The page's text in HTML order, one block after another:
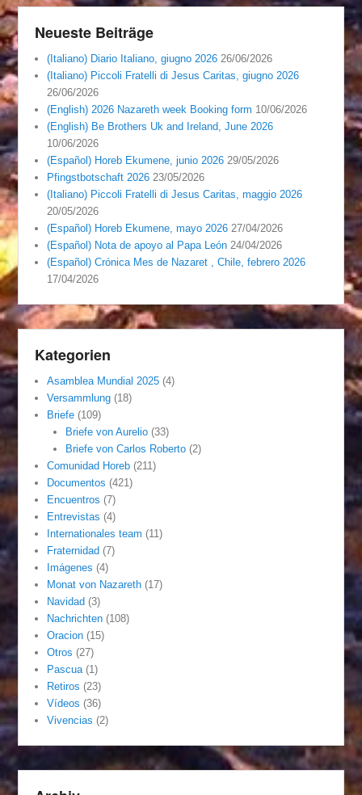
Neueste Beiträge
(Italiano) Diario Italiano, giugno 2026 26/06/2026
(Italiano) Piccoli Fratelli di Jesus Caritas, giugno 2026
26/06/2026
(English) 2026 Nazareth week Booking form 10/06/2026
(English) Be Brothers Uk and Ireland, June 2026
10/06/2026
(Español) Horeb Ekumene, junio 2026 29/05/2026
Pfingstbotschaft 2026 23/05/2026
(Italiano) Piccoli Fratelli di Jesus Caritas, maggio 2026
20/05/2026
(Español) Horeb Ekumene, mayo 2026 27/04/2026
(Español) Nota de apoyo al Papa León 24/04/2026
(Español) Crónica Mes de Nazaret , Chile, febrero 2026
17/04/2026
Kategorien
Asamblea Mundial 2025 (4)
Versammlung (18)
Briefe (109)
Briefe von Aurelio(33)
Briefe von Carlos Roberto(2)
Comunidad Horeb (211)
Documentos (421)
Encuentros (7)
Entrevistas (4)
Internationales team (11)
Fraternidad (7)
Imágenes (4)
Monat von Nazareth (17)
Navidad (3)
Nachrichten (108)
Oracion (15)
Otros (27)
Pascua (1)
Retiros (23)
Vídeos (36)
Vivencias (2)